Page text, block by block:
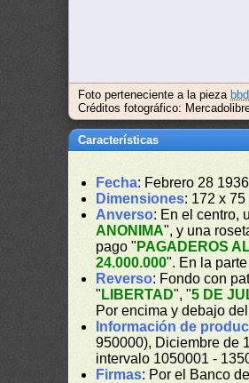
Foto perteneciente a la pieza
Créditos fotográfico:
Características
Fecha: Febrero 28 1936
Dimensiones: 172 x
Anverso: En el centro,
ANONIMA", y una
pago " PAGADEROS
24.000.000". En la
Reverso: Fondo con
" LIBERTAD", "5 DE
Por encima y debajo del
Información de
950000), Diciembre de
intervalo 1050001 -
Firmas: Por el Banco